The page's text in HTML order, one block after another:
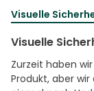
Visuelle
Visuelle
Zurzeit haben
Produkt, aber